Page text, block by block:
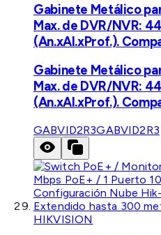
Gabinete Metálico
Max. de DVR/NVR:
(An.xAl.xProf.).
Gabinete Metálico
Max. de DVR/NVR:
(An.xAl.xProf.).
GABVID2R3GABVID2R3
HIKVISION